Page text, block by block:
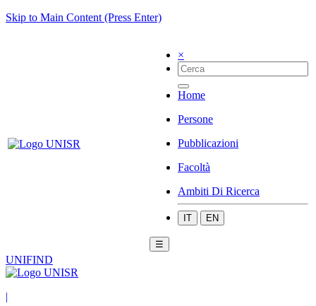
Skip to Main Content (Press Enter)
×
Home
Persone
Pubblicazioni
Facoltà
Ambiti Di Ricerca
IT EN
☰
UNIFIND
|